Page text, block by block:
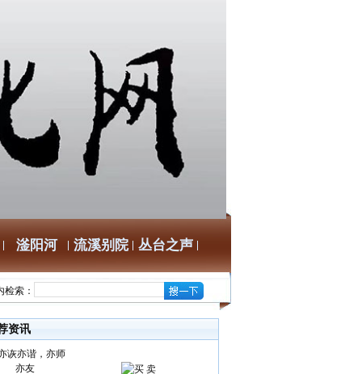
滏阳河 流溪别院 丛台之声
检索：
资讯